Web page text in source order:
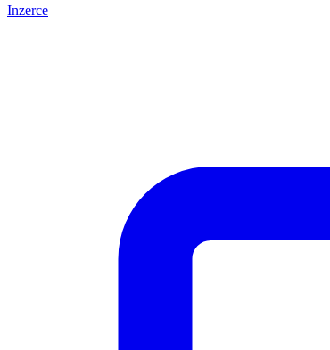
Inzerce